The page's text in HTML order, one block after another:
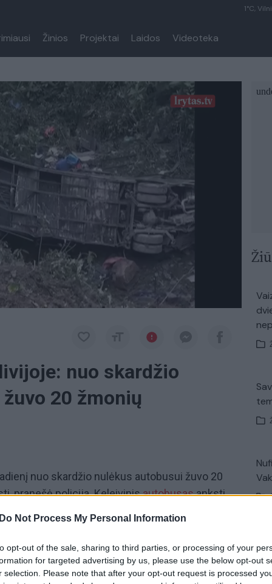
Do Not Process My Personal Information
opt-out of the sale, sharing to third parties, or processing of your
for targeted advertising by us, please use the below opt-out
selection. Please note that after your opt-out request is processed
1°C,
Žinios Projektai Laidos Videoteka
nuo skardžio
20 žmonių
nuo skardžio nulėkus autobusui žuvo 20
pranešė policija. Keleivinisautobusasanksti
ir Santa Kruso. Jis krito maždaug 150 m.
buvo sužeisti. Sužeistieji nuvežti į aplinkines
incidentą kitoje Bolivijos vietoje žuvo 19 ir buvo